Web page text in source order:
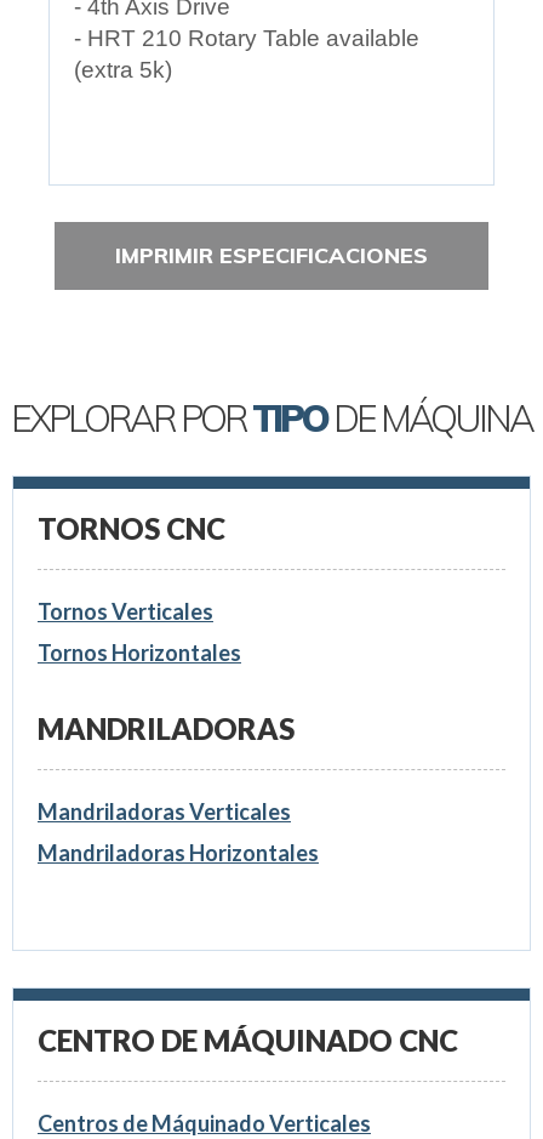
- 4th Axis Drive
- HRT 210 Rotary Table available
(extra 5k)
IMPRIMIR ESPECIFICACIONES
EXPLORAR PORTIPODE MÁQUINA
TORNOS CNC
Tornos Verticales
Tornos Horizontales
MANDRILADORAS
Mandriladoras Verticales
Mandriladoras Horizontales
CENTRO DE MÁQUINADO CNC
Centros de Máquinado Verticales